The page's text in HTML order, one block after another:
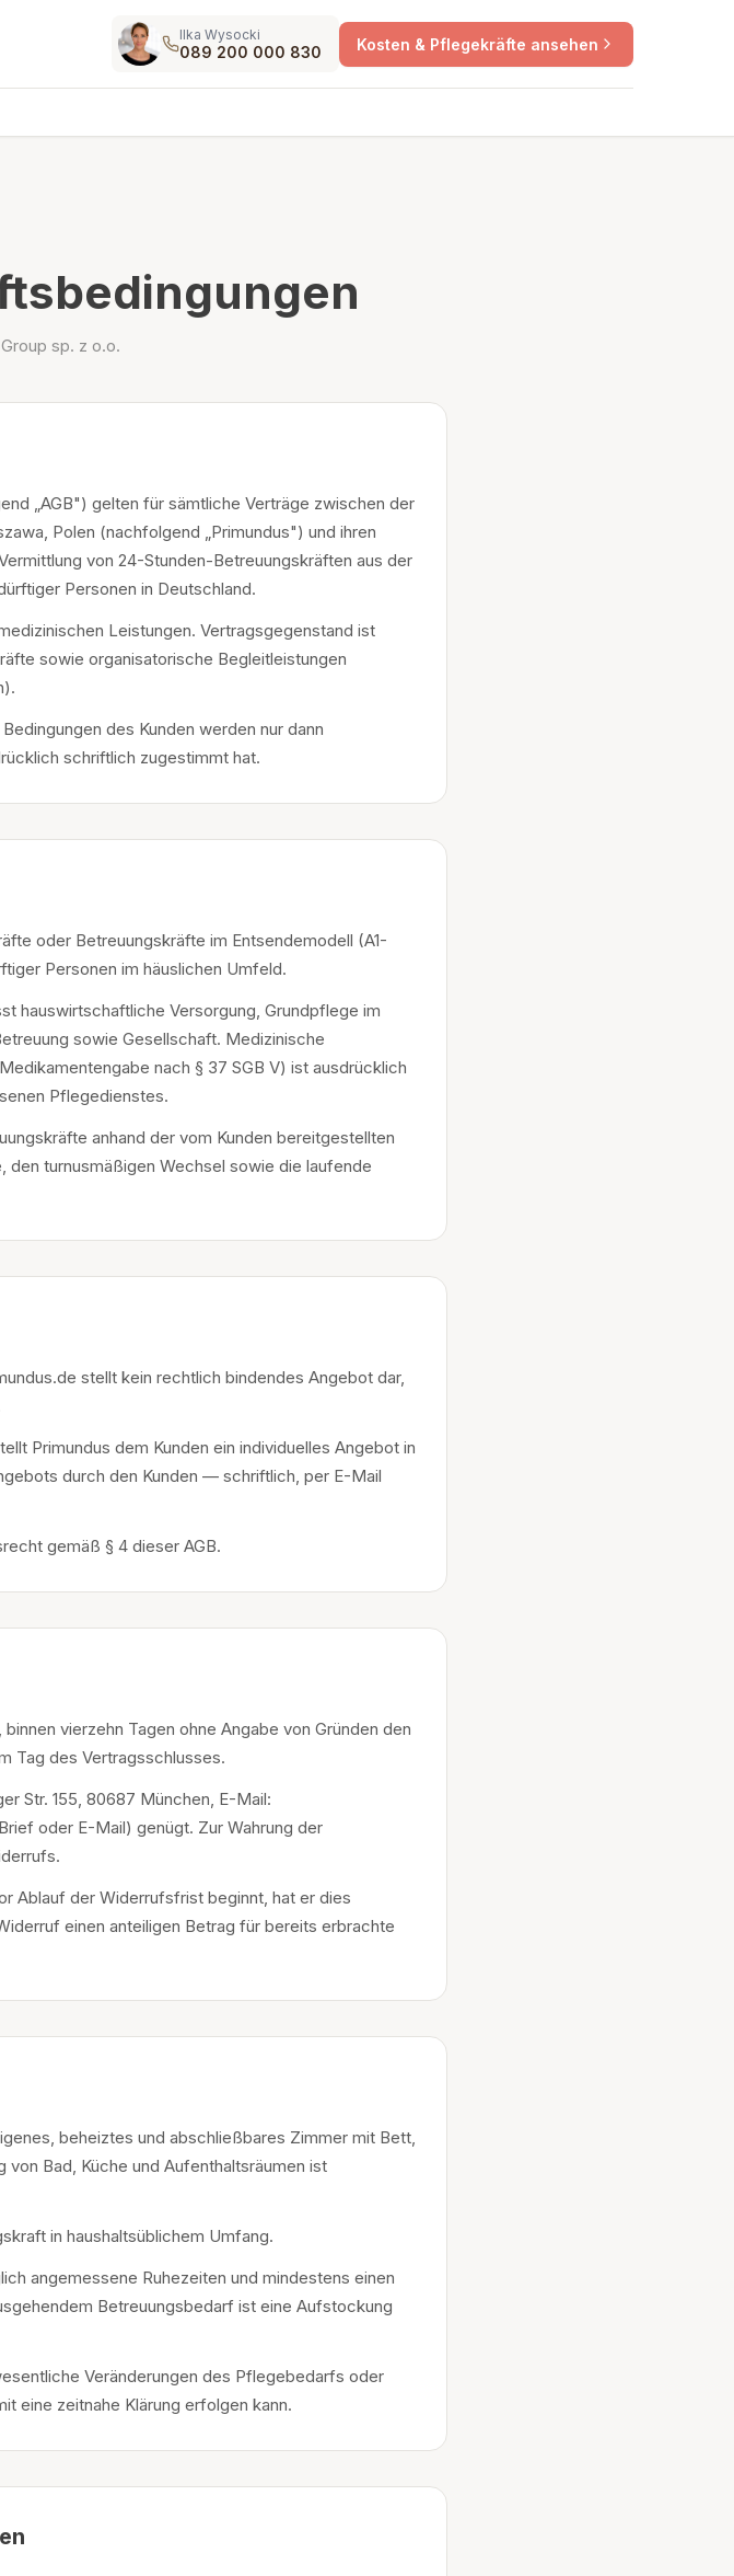
Ilka Wysocki
089 200 000 830 Kosten & Pflegekräfte ansehen
sp. z o.o.
„AGB") gelten für sämtliche Verträge zwischen der
Polen (nachfolgend „Primundus") und ihren
von 24-Stunden-Betreuungskräften aus der
Personen in Deutschland.
Leistungen. Vertragsgegenstand ist
sowie organisatorische Begleitleistungen
des Kunden werden nur dann
schriftlich zugestimmt hat.
oder Betreuungskräfte im Entsendemodell (A1-
Personen im häuslichen Umfeld.
hauswirtschaftliche Versorgung, Grundpflege im
sowie Gesellschaft. Medizinische
nach § 37 SGB V) ist ausdrücklich
Pflegedienstes.
anhand der vom Kunden bereitgestellten
turnusmäßigen Wechsel sowie die laufende
stellt kein rechtlich bindendes Angebot dar,
Primundus dem Kunden ein individuelles Angebot in
durch den Kunden — schriftlich, per E-Mail
gemäß § 4 dieser AGB.
vierzehn Tagen ohne Angabe von Gründen den
Tag des Vertragsschlusses.
Str. 155, 80687 München, E-Mail:
oder E-Mail) genügt. Zur Wahrung der
Ablauf der Widerrufsfrist beginnt, hat er dies
einen anteiligen Betrag für bereits erbrachte
beheiztes und abschließbares Zimmer mit Bett,
Bad, Küche und Aufenthaltsräumen ist
in haushaltsüblichem Umfang.
angemessene Ruhezeiten und mindestens einen
Betreuungsbedarf ist eine Aufstockung
Veränderungen des Pflegebedarfs oder
eine zeitnahe Klärung erfolgen kann.